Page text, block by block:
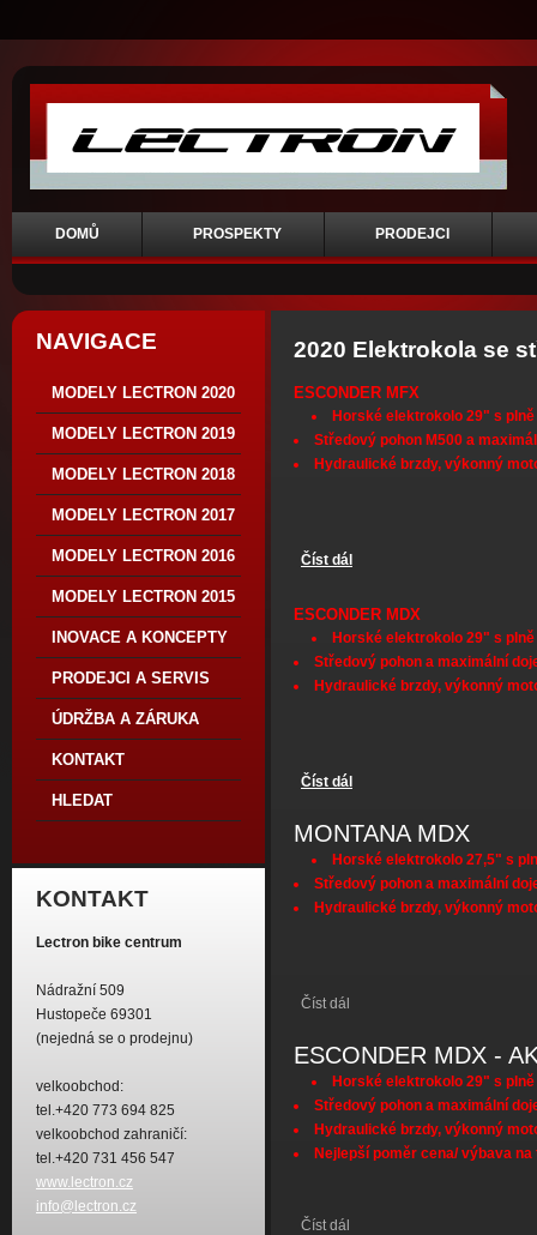
DOMŮ PROSPEKTY PRODEJCI
NAVIGACE
MODELY LECTRON 2020
MODELY LECTRON 2019
MODELY LECTRON 2018
MODELY LECTRON 2017
MODELY LECTRON 2016
MODELY LECTRON 2015
INOVACE A KONCEPTY
PRODEJCI A SERVIS
ÚDRŽBA A ZÁRUKA
KONTAKT
HLEDAT
KONTAKT
Lectron bike centrum
Nádražní 509
Hustopeče 69301
(nejedná se o prodejnu)
velkoobchod:
tel.+420 773 694 825
velkoobchod zahraničí:
tel.+420 731 456 547
www.lectron.cz
info@lectron.cz
2020 Elektrokola se
ESCONDER MFX
Horské elektrokolo 29" s
Středový pohon M500 a
Hydraulické brzdy, výkonný
Číst dál
ESCONDER MDX
Horské elektrokolo 29" s
Středový pohon a maximální
Hydraulické brzdy, výkonný
Číst dál
MONTANA MDX
Horské elektrokolo 27,5" s
Středový pohon a maximální
Hydraulické brzdy, výkonný
Číst dál
ESCONDER MDX -
Horské elektrokolo 29" s
Středový pohon a maximální
Hydraulické brzdy, výkonný
Nejlepší poměr cena/ výbava na
Číst dál